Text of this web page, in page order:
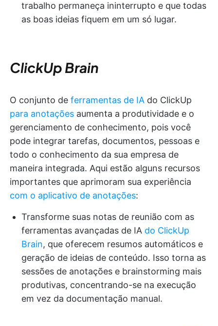
trabalho permaneça ininterrupto e que todas
as boas ideias fiquem em um só lugar.
ClickUp Brain
O conjunto de ferramentas de IA do ClickUp
para anotações aumenta a produtividade e o
gerenciamento de conhecimento, pois você
pode integrar tarefas, documentos, pessoas e
todo o conhecimento da sua empresa de
maneira integrada. Aqui estão alguns recursos
importantes que aprimoram sua experiência
com o aplicativo de anotações:
Transforme suas notas de reunião com as
ferramentas avançadas de IA do ClickUp
Brain, que oferecem resumos automáticos e
geração de ideias de conteúdo. Isso torna as
sessões de anotações e brainstorming mais
produtivas, concentrando-se na execução
em vez da documentação manual.